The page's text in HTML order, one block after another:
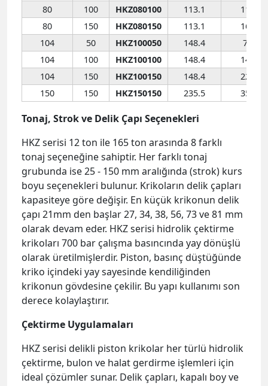
80
100 HKZ080100 113.1
1130
80
150 HKZ080150 113.1
1696
104
50 HKZ100050 148.4
742
104
100 HKZ100100 148.4
1484
104
150 HKZ100150 148.4
2226
150
150 HKZ150150 235.5 3534
Tonaj, Strok ve Delik Çapı Seçenekleri
HKZ serisi 12 ton ile 165 ton arasında 8 farklı
tonaj seçeneğine sahiptir. Her farklı tonaj
grubunda ise 25 - 150 mm aralığında (strok) kurs
boyu seçenekleri bulunur. Krikoların delik çapları
kapasiteye göre değişir. En küçük krikonun delik
çapı 21mm den başlar 27, 34, 38, 56, 73 ve 81 mm
olarak devam eder. HKZ serisi hidrolik çektirme
krikoları 700 bar çalışma basıncında yay dönüşlü
olarak üretilmişlerdir. Piston, basınç düştüğünde
kriko içindeki yay sayesinde kendiliğinden
krikonun gövdesine çekilir. Bu yapı kullanımı son
derece kolaylaştırır.
Çektirme Uygulamaları
HKZ serisi delikli piston krikolar her türlü hidrolik
çektirme, bulon ve halat gerdirme işlemleri için
ideal çözümler sunar. Delik çapları, kapalı boy ve